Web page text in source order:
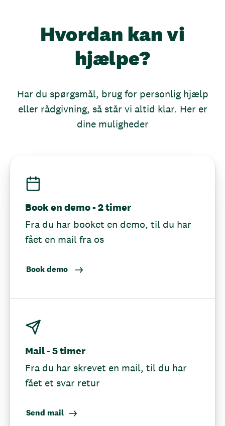
Hvordan kan vi
hjælpe?
Har du spørgsmål, brug for personlig hjælp
eller rådgivning, så står vi altid klar. Her er
dine muligheder
Book en demo - 2 timer
Fra du har booket en demo, til du har
fået en mail fra os
Book demo
Mail - 5 timer
Fra du har skrevet en mail, til du har
fået et svar retur
Send mail